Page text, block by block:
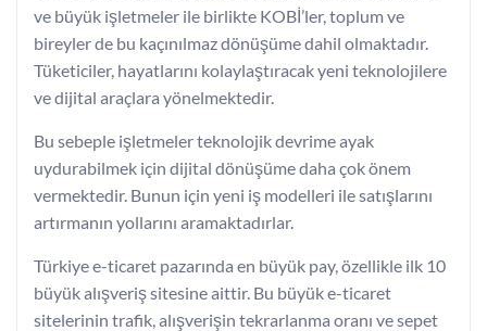
ve büyük işletmeler ile birlikte KOBİ’ler, toplum ve
bireyler de bu kaçınılmaz dönüşüme dahil olmaktadır.
Tüketiciler, hayatlarını kolaylaştıracak yeni teknolojilere
ve dijital araçlara yönelmektedir.
Bu sebeple işletmeler teknolojik devrime ayak
uydurabilmek için dijital dönüşüme daha çok önem
vermektedir. Bunun için yeni iş modelleri ile satışlarını
artırmanın yollarını aramaktadırlar.
Türkiye e-ticaret pazarında en büyük pay, özellikle ilk 10
büyük alışveriş sitesine aittir. Bu büyük e-ticaret
sitelerinin trafik, alışverişin tekrarlanma oranı ve sepet